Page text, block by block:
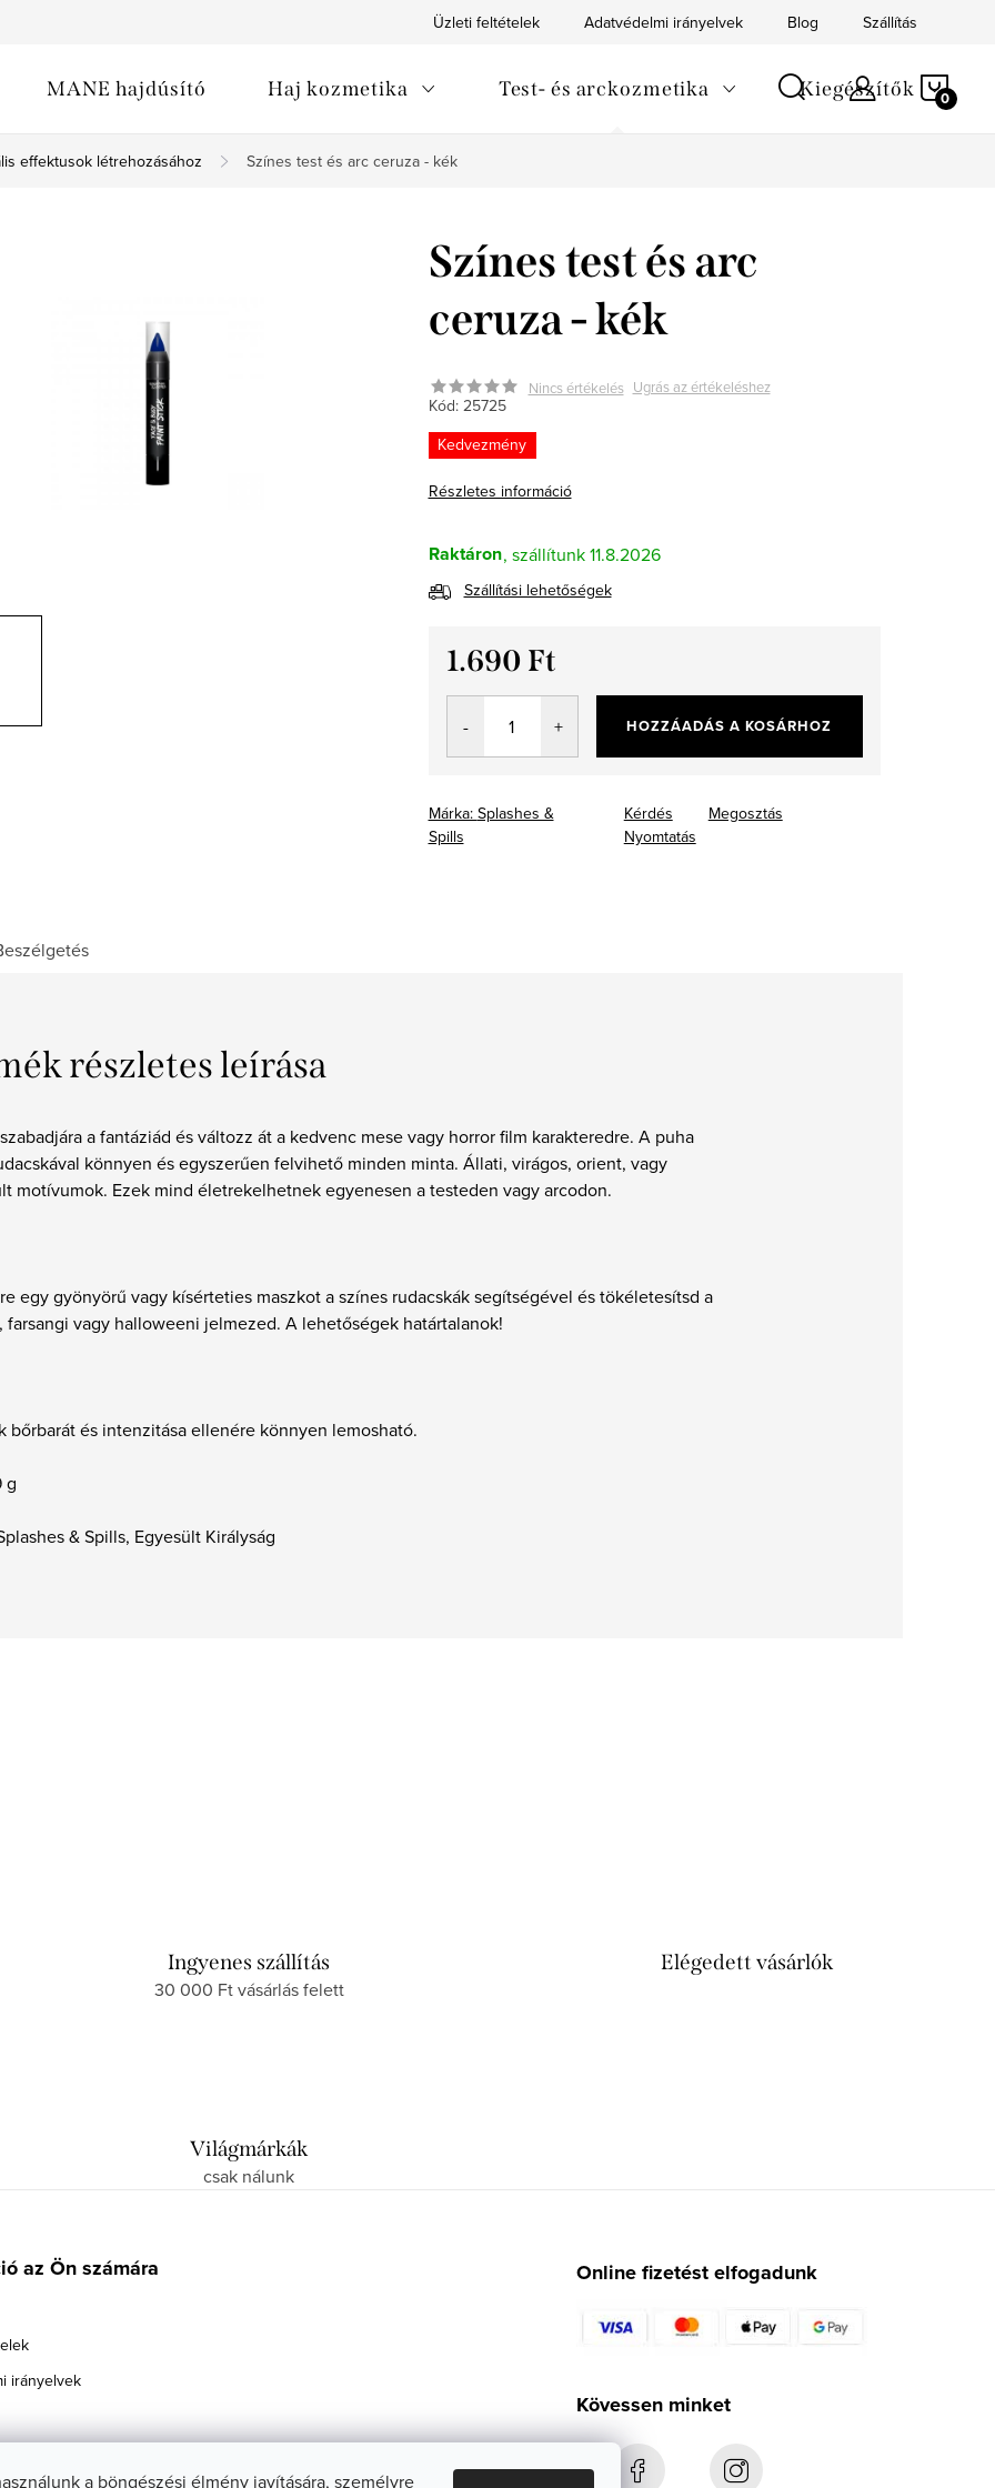
a böngészési élmény javítására, személyre
Üzleti feltételek Adatvédelmi irányelvek Blog Szállítás
MANE hajdúsító Haj kozmetika Test- és arckozmetika Kiegészítők
effektusok létrehozásához Színes test és arc ceruza - kék
Kedvezmény
Színes test és arc
ceruza - kék
Nincs értékelés Ugrás az értékeléshez
Kód: 25725
Részletes információ
Raktáron 11.8.2026
Szállítási lehetőségek
1.690 Ft
Egységár:
HOZZÁADÁS A KOSÁRHOZ
Márka: Splashes &
Spills
Nyomtatás
Kérdés Megosztás
részletes leírása
a fantáziád és változz át a kedvenc mese vagy horror film karakteredre. A puha
könnyen és egyszerűen felvihető minden minta. Állati, virágos, orient, vagy
motívumok. Ezek mind életrekelhetnek egyenesen a testeden vagy arcodon.
egy gyönyörű vagy kísérteties maszkot a színes rudacskák segítségével és tökéletesítsd a
farsangi vagy halloweeni jelmezed. A lehetőségek határtalanok!
bőrbarát és intenzitása ellenére könnyen lemosható.
g
& Spills, Egyesült Királyság
Ingyenes szállítás
30 000 Ft vásárlás felett
Elégedett vásárlók
Világmárkák
csak nálunk
az Ön számára
irányelvek
Online fizetést elfogadunk
Kövessen minket